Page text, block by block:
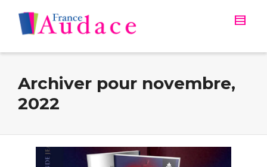
Archiver pour novembre,
2022